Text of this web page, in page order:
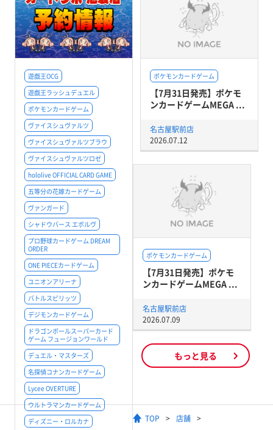
遊戯王OCG
遊戯王ラッシュデュエル
ポケモンカードゲーム
ヴァイスシュヴァルツ
ヴァイスシュヴァルツブラウ
ヴァイスシュヴァルツロゼ
hololive OFFICIAL CARD GAME
五等分の花嫁カードゲーム
ヴァンガード
シャドウバース エボルヴ
プロ野球カードゲーム DREAM
ORDER
ONE PIECEカードゲーム
ユニオンアリーナ
バトルスピリッツ
デジモンカードゲーム
ドラゴンボールスーパーカード
ゲーム フュージョンワールド
デュエル・マスターズ
名探偵コナンカードゲーム
Lycee OVERTURE
ウルトラマンカードゲーム
ディズニー・ロルカナ
ポケモンカードゲーム
【7月31日発売】ポケモ
ンカードゲームMEGA ...
名古屋駅前店
2026.07.12
ポケモンカードゲーム
【7月31日発売】ポケモ
ンカードゲームMEGA ...
名古屋駅前店
2026.07.09
もっと見る
TOP 店舗